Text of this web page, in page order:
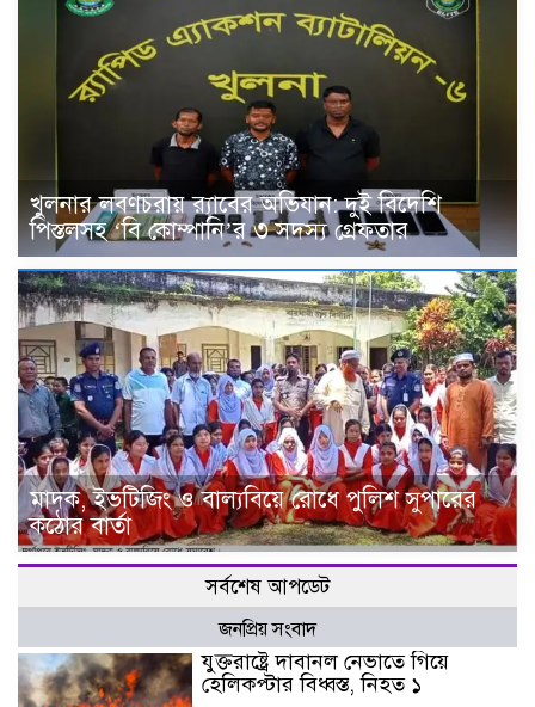
খুলনার লবণচরায় র‍্যাবের অভিযান: দুই বিদেশি
পিস্তলসহ ‘বি কোম্পানি’র ৩ সদস্য গ্রেফতার
মাদক, ইভটিজিং ও বাল্যবিয়ে রোধে পুলিশ সুপারের
কঠোর বার্তা
সর্বশেষ আপডেট
জনপ্রিয় সংবাদ
যুক্তরাষ্ট্রে দাবানল নেভাতে গিয়ে
হেলিকপ্টার বিধ্বস্ত, নিহত ১